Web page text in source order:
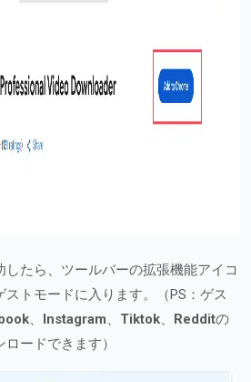
したら、ツールバーの拡張機能アイコ
ストモードに入ります。（PS：ゲス
、 Instagram、 Tiktok、 Redditの
ードできます）